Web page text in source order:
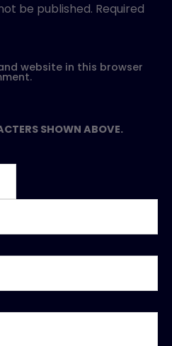
be published. Required
website in this browser
SHOWN ABOVE.